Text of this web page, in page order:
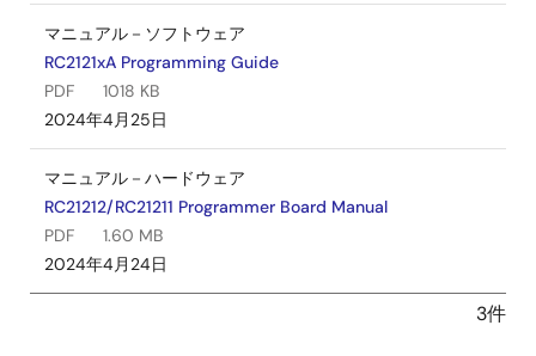
マニュアル－ソフトウェア
RC2121xA Programming Guide
PDF
1018 KB
2024年4月25日
マニュアル－ハードウェア
RC21212/RC21211 Programmer Board Manual
PDF
1.60 MB
2024年4月24日
3件